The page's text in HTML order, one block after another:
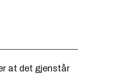
at det gjenstår